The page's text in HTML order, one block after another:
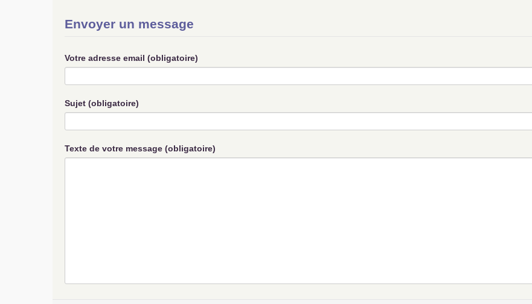
Envoyer un message
Votre adresse email (obligatoire)
Sujet (obligatoire)
Texte de votre message (obligatoire)